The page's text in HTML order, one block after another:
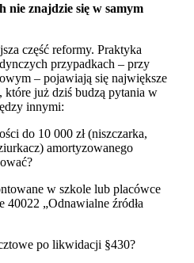
nie znajdzie się w samym
część reformy. Praktyka
przypadkach – przy
– pojawiają się największe
już dziś budzą pytania w
innymi:
do 10 000 zł (niszczarka,
amortyzowanego
w szkole lub placówce
„Odnawialne źródła
po likwidacji §430?